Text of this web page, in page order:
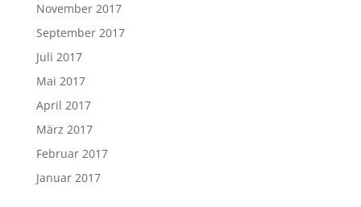
November 2017
September 2017
Juli 2017
Mai 2017
April 2017
März 2017
Februar 2017
Januar 2017